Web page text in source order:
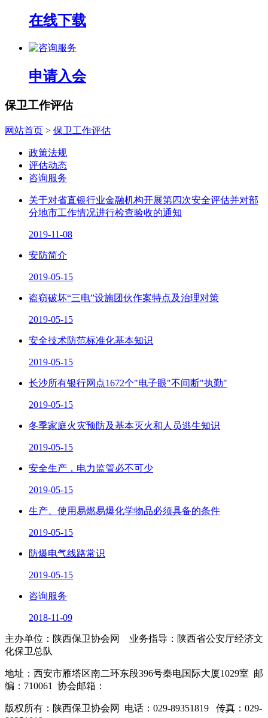
在线下载
申请入会
保卫工作评估
网站首页 > 保卫工作评估
政策法规
评估动态
咨询服务
关于对省直银行业金融机构开展第四次安全评估并对部
分地市工作情况进行检查验收的通知
2019-11-08
安防简介
2019-05-15
盗窃破坏“三电”设施团伙作案特点及治理对策
2019-05-15
安全技术防范标准化基本知识
2019-05-15
长沙所有银行网点1672个"电子眼"不间断"执勤"
2019-05-15
冬季家庭火灾预防及基本灭火和人员逃生知识
2019-05-15
安全生产，电力监管必不可少
2019-05-15
生产、使用易燃易爆化学物品必须具备的条件
2019-05-15
防爆电气线路常识
2019-05-15
咨询服务
2018-11-09
主办单位：陕西保卫协会网 业务指导：陕西省公安厅经济文
化保卫总队
地址：西安市雁塔区南二环东段396号秦电国际大厦1029室 邮
编：710061
协会邮箱：
版权所有：陕西保卫协会网 电话：029-89351819
传真：029-